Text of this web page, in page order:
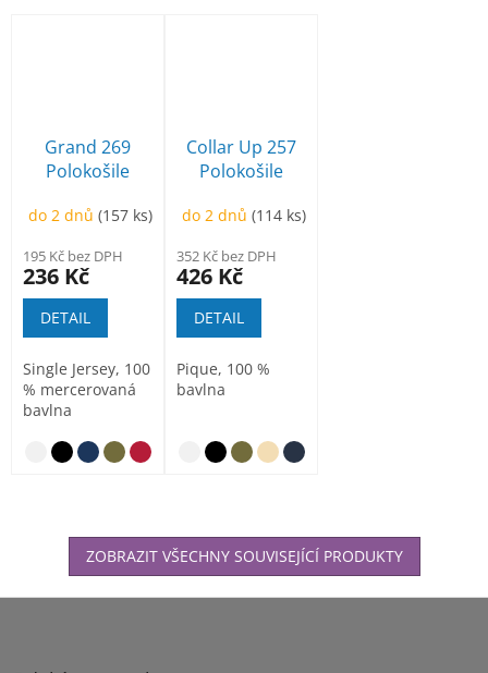
Grand 269
Polokošile
do 2 dnů(157 ks)
195 Kč bez DPH
236 Kč
DETAIL
Single Jersey, 100
% mercerovaná
bavlna
Collar Up 257
Polokošile
do 2 dnů(114 ks)
352 Kč bez DPH
426 Kč
DETAIL
Pique, 100 %
bavlna
ZOBRAZIT VŠECHNY SOUVISEJÍCÍ PRODUKTY
Z